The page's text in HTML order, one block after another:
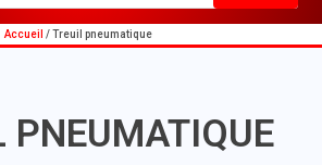
Accueil / Treuil pneumatique
PNEUMATIQUE